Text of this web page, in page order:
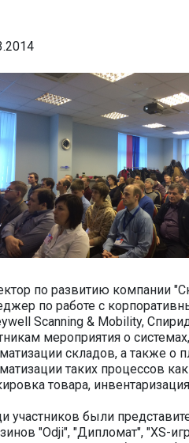
по развитию компании
по работе с
Scanning & Mobility,
мероприятия о
складов, а также о
таких процессов
товара,
участников были
"Оdji", "Дипломат", "XS-